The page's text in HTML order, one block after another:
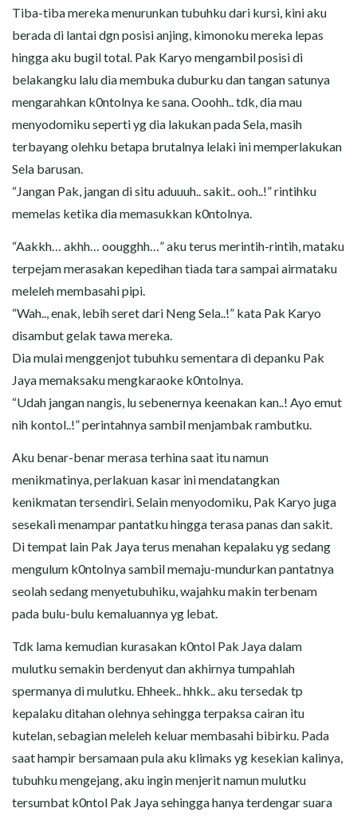
Tiba-tiba mereka menurunkan tubuhku dari kursi, kini aku
berada di lantai dgn posisi anjing, kimonoku mereka lepas
hingga aku bugil total. Pak Karyo mengambil posisi di
belakangku lalu dia membuka duburku dan tangan satunya
mengarahkan k0ntolnya ke sana. Ooohh.. tdk, dia mau
menyodomiku seperti yg dia lakukan pada Sela, masih
terbayang olehku betapa brutalnya lelaki ini memperlakukan
Sela barusan.
“Jangan Pak, jangan di situ aduuuh.. sakit.. ooh..!” rintihku
memelas ketika dia memasukkan k0ntolnya.
“Aakkh… akhh… oougghh…” aku terus merintih-rintih, mataku
terpejam merasakan kepedihan tiada tara sampai airmataku
meleleh membasahi pipi.
“Wah.., enak, lebih seret dari Neng Sela..!” kata Pak Karyo
disambut gelak tawa mereka.
Dia mulai menggenjot tubuhku sementara di depanku Pak
Jaya memaksaku mengkaraoke k0ntolnya.
“Udah jangan nangis, lu sebenernya keenakan kan..! Ayo emut
nih kontol..!” perintahnya sambil menjambak rambutku.
Aku benar-benar merasa terhina saat itu namun
menikmatinya, perlakuan kasar ini mendatangkan
kenikmatan tersendiri. Selain menyodomiku, Pak Karyo juga
sesekali menampar pantatku hingga terasa panas dan sakit.
Di tempat lain Pak Jaya terus menahan kepalaku yg sedang
mengulum k0ntolnya sambil memaju-mundurkan pantatnya
seolah sedang menyetubuhiku, wajahku makin terbenam
pada bulu-bulu kemaluannya yg lebat.
Tdk lama kemudian kurasakan k0ntol Pak Jaya dalam
mulutku semakin berdenyut dan akhirnya tumpahlah
spermanya di mulutku. Ehheek.. hhkk.. aku tersedak tp
kepalaku ditahan olehnya sehingga terpaksa cairan itu
kutelan, sebagian meleleh keluar membasahi bibirku. Pada
saat hampir bersamaan pula aku klimaks yg kesekian kalinya,
tubuhku mengejang, aku ingin menjerit namun mulutku
tersumbat k0ntol Pak Jaya sehingga hanya terdengar suara